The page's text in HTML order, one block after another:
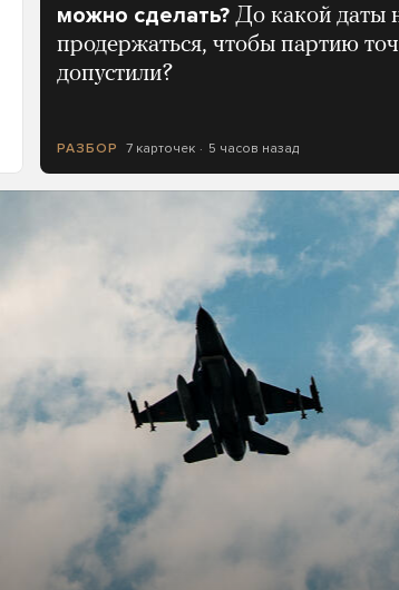
можно сделать? До какой даты
продержаться, чтобы партию
допустили?
РАЗБОР 7 карточек 5 часов назад